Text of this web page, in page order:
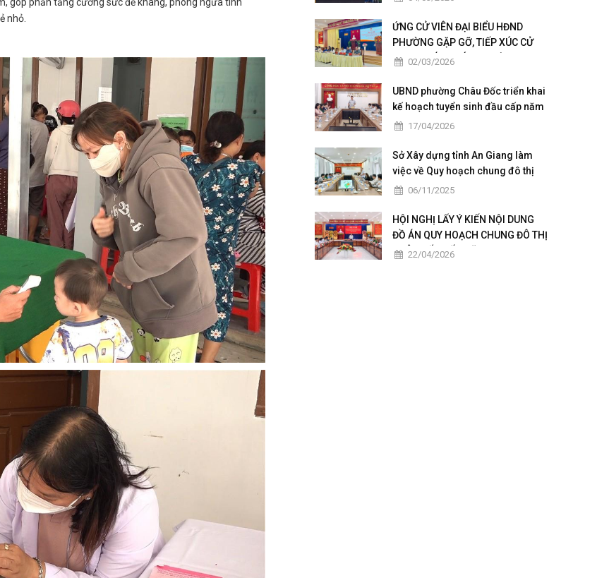
nhỏ.
ỨNG CỬ VIÊN ĐẠI BIỂU HĐND
PHƯỜNG GẶP GỠ, TIẾP XÚC CỬ
TRI TẠI CÁC KHÓM THUỘC ĐƠN VỊ
02/03/2026
UBND phường Châu Đốc triển khai
kế hoạch tuyển sinh đầu cấp năm
học 2026 – 2027
17/04/2026
Sở Xây dựng tỉnh An Giang làm
việc về Quy hoạch chung đô thị
Châu Đốc – Vĩnh Tế giai đoạn
06/11/2025
HỘI NGHỊ LẤY Ý KIẾN NỘI DUNG
ĐỒ ÁN QUY HOẠCH CHUNG ĐÔ THỊ
CHÂU ĐỐC ĐẾN NĂM 2050
22/04/2026